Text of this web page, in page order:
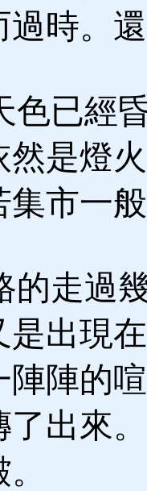
過時。
已經
然是燈
集市一
走過
是出現
陣陣的
了出來